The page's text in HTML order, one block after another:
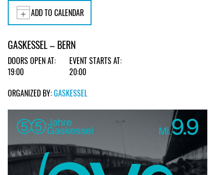
ADD TO CALENDAR
GASKESSEL – BERN
DOORS OPEN AT:
19:00
EVENT STARTS AT:
20:00
ORGANIZED BY:GASKESSEL